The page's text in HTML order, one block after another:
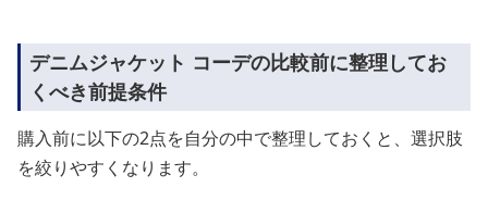
デニムジャケット コーデの比較前に整理してお
くべき前提条件
購入前に以下の2点を自分の中で整理しておくと、選択肢
を絞りやすくなります。